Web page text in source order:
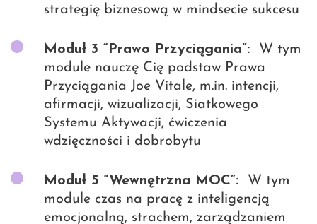
strategię biznesową w mindsecie sukcesu
Moduł 3 “Prawo Przyciągania”:
W tym
module nauczę Cię podstaw Prawa
Przyciągania Joe Vitale, m.in. intencji,
afirmacji, wizualizacji, Siatkowego
Systemu Aktywacji, ćwiczenia
wdzięczności i dobrobytu
Moduł 5 “Wewnętrzna MOC”:
W tym
module czas na pracę z inteligencją
emocjonalną, strachem, zarządzaniem